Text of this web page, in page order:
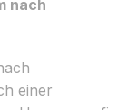
nach
einer